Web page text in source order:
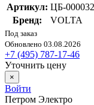
Артикул: ЦБ-
Бренд:
VOLTA
Под заказ
Обновлено 03.08.2026
+7 (495) 787-17-46
Уточнить цену
×
Войти
Петром Электро